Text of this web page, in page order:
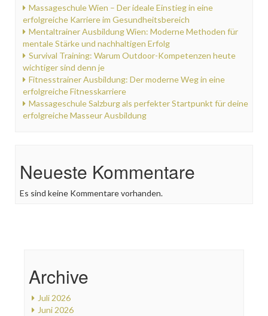
Massageschule Wien – Der ideale Einstieg in eine
erfolgreiche Karriere im Gesundheitsbereich
Mentaltrainer Ausbildung Wien: Moderne Methoden für
mentale Stärke und nachhaltigen Erfolg
Survival Training: Warum Outdoor-Kompetenzen heute
wichtiger sind denn je
Fitnesstrainer Ausbildung: Der moderne Weg in eine
erfolgreiche Fitnesskarriere
Massageschule Salzburg als perfekter Startpunkt für deine
erfolgreiche Masseur Ausbildung
Neueste Kommentare
Es sind keine Kommentare vorhanden.
Archive
Juli 2026
Juni 2026